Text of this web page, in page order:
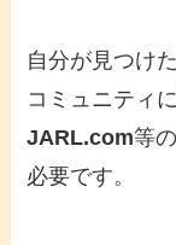
自分が見つけ
コミュニティ
JARL.com等
必要です。